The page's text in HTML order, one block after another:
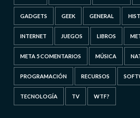
GADGETS GEEK GENERAL
INTERNET JUEGOS LIBROS
META 5 COMENTARIOS MÚSICA
PROGRAMACIÓN RECURSOS
TECNOLOGÍA TV WTF?